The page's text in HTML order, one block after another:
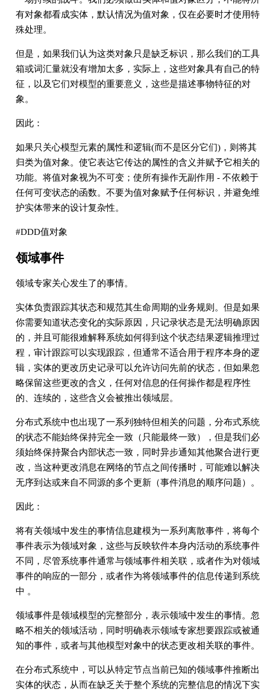
有对象都看成实体，默认情况为值对象，仅在必要时才使用特
殊处理。
但是，如果我们认为这类对象只是缺乏标识，那么我们的工具
箱或词汇量就没有增加太多，实际上，这些对象具有自己的特
征，以及它们对模型的重要意义，这些是描述事物特征的对
象。
因此：
如果只关心模型元素的属性和逻辑(而不是区分它们)，则将其
归类为值对象。使它表达它传达的属性的含义并赋予它相关的
功能。将值对象视为不可变；使所有操作无副作用 - 不依赖于
任何可变状态的函数。不要为值对象赋予任何标识，并避免维
护实体带来的设计复杂性。
#DDD值对象
领域事件
领域专家关心发生了的事情。
实体负责跟踪其状态和规范其生命周期的业务规则。但是如果
你需要知道状态变化的实际原因，只记录状态是无法明确原因
的，并且可能很难解释系统如何得到这个状态结果逻辑推理过
程，审计跟踪可以实现跟踪，但通常不适合用于程序本身的逻
辑，实体的更改历史记录可以允许访问先前的状态，但如果忽
略保留这些更改的含义，任何对信息的任何操作都是程序性
的、连续的，这些含义会被推出领域层。
分布式系统中也出现了一系列独特但相关的问题，分布式系统
的状态不能始终保持完全一致（只能最终一致），但是我们必
须始终保持聚合内部状态一致，同时异步通知其他聚合进行更
改，当这种更改消息在网络的节点之间传播时，可能难以解决
无序到达或来自不同源的多个更新（事件消息的顺序问题）。
因此：
将有关领域中发生的事情信息建模为一系列离散事件，将每个
事件表示为领域对象，这些与反映软件本身内活动的系统事件
不同，尽管系统事件通常与领域事件相关联，或者作为对领域
事件的响应的一部分，或者作为将领域事件的信息传递到系统
中 。
领域事件是领域模型的完整部分，表示领域中发生的事情。忽
略不相关的领域活动，同时明确表示领域专家想要跟踪或被通
知的事件，或者与其他模型对象中的状态更改相关联的事件。
在分布式系统中，可以从特定节点当前已知的领域事件推断出
实体的状态，从而在缺乏关于整个系统的完整信息的情况下实